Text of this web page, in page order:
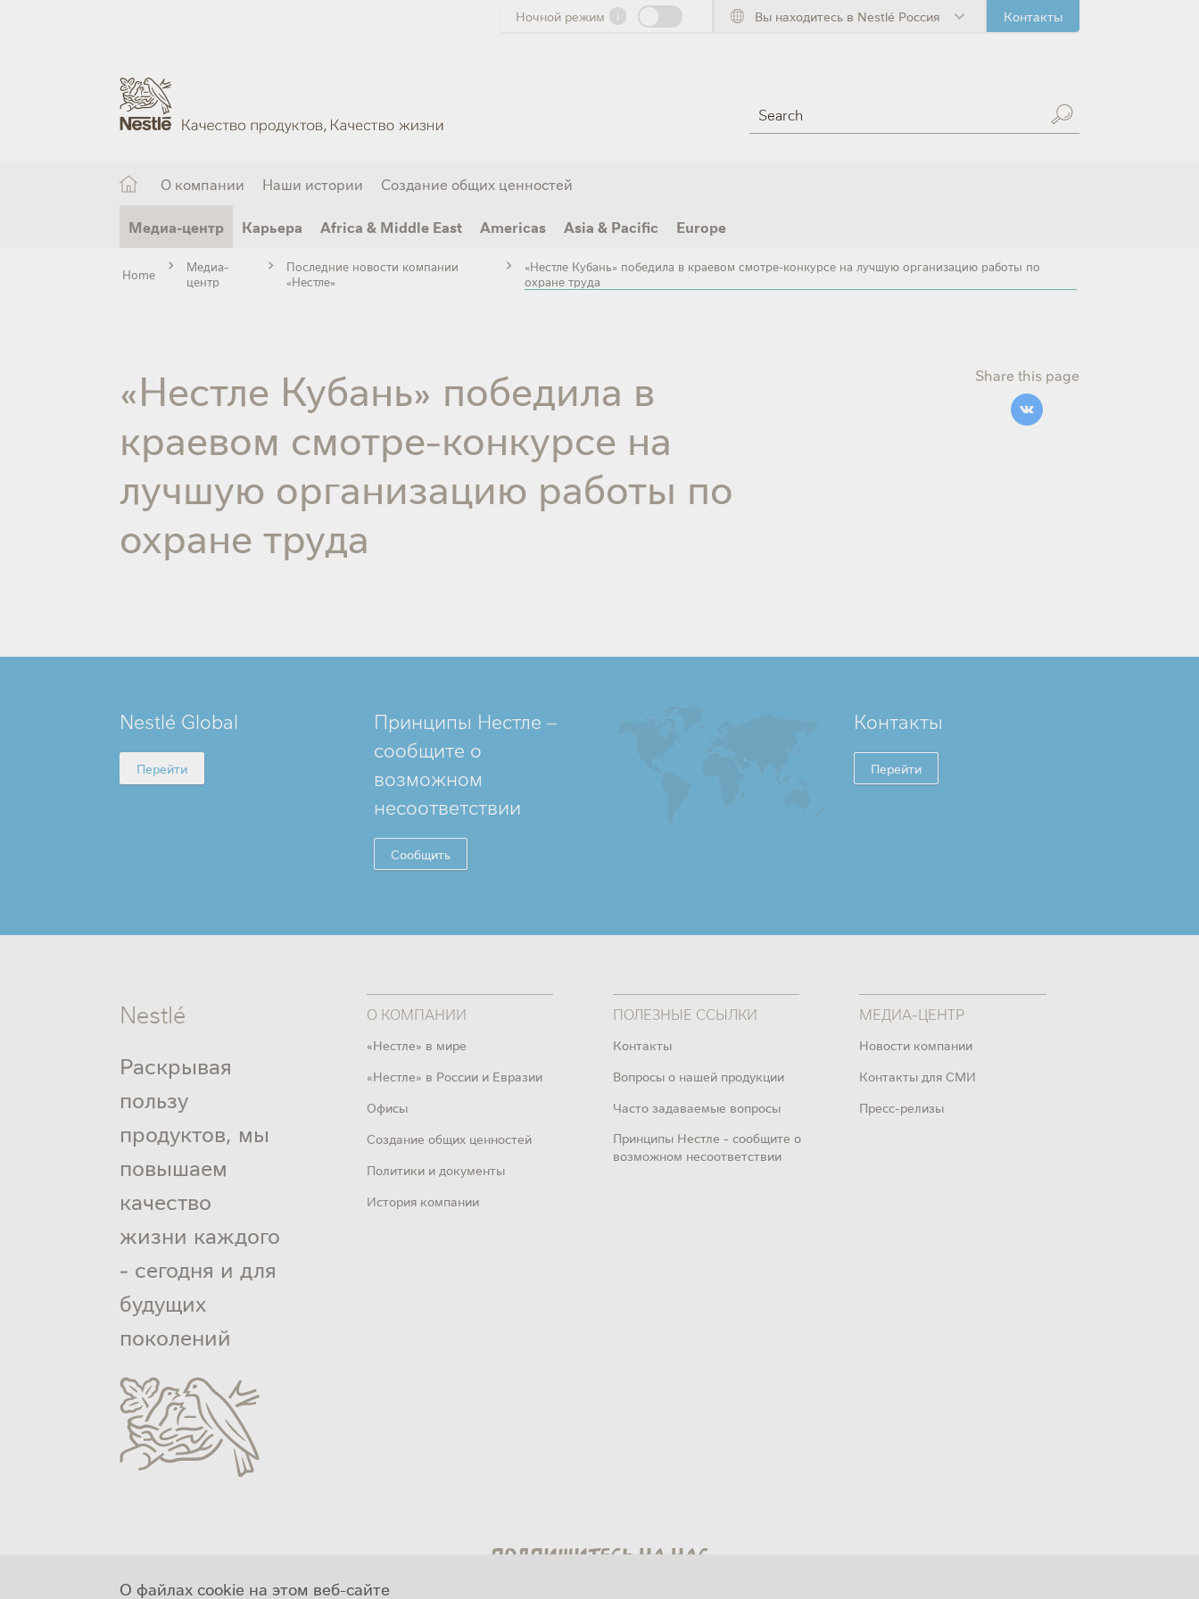
Ночной режим i Вы находитесь в Nestlé Россия Контакты
О компании Наши истории Создание общих ценностей
Медиа-центр Карьера Africa & Middle East Americas Asia & Pacific Europe
Home
Медиа-
центр
Последние новости компании
«Нестле»
«Нестле Кубань» победила в краевом смотре-конкурсе на лучшую организацию работы по
охране труда
«Нестле Кубань» победила в
краевом смотре-конкурсе на
лучшую организацию работы по
охране труда
Share this page
FOOTER
Nestlé Global
Перейти
Принципы Нестле –
сообщите о
возможном
несоответствии
Сообщить
Контакты
Перейти
Nestlé
Раскрывая
пользу
продуктов, мы
повышаем
качество
жизни каждого
- сегодня и для
будущих
поколений
О КОМПАНИИ
«Нестле» в мире
«Нестле» в России и Евразии
Офисы
Создание общих ценностей
Политики и документы
История компании
ПОЛЕЗНЫЕ ССЫЛКИ
Контакты
Вопросы о нашей продукции
Часто задаваемые вопросы
Принципы Нестле - сообщите о
возможном несоответствии
МЕДИА-ЦЕНТР
Новости компании
Контакты для СМИ
Пресс-релизы
Подпишитесь на нас
О файлах cookie на этом веб-сайте